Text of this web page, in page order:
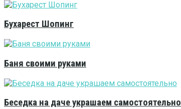
Бухарест Шопинг
Баня своими руками
Беседка на даче украшаем самостоятельно